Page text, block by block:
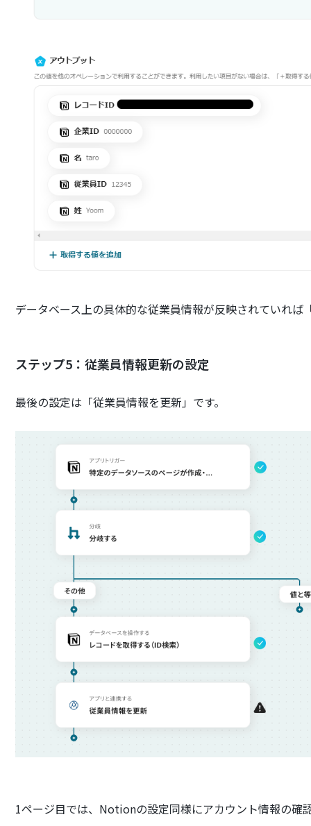
データベース上の具体的な従業員情報が反映されていれ
ステップ5：従業員情報更新の設定
最後の設定は「従業員情報を更新」です。
1ページ目では、Notionの設定同様にアカウント情報の確